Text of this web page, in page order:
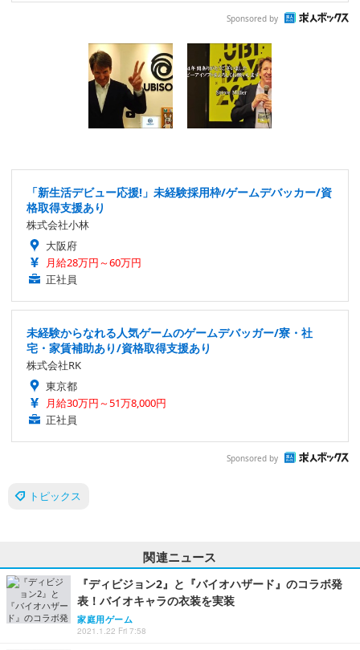
Sponsored by
「新生活デビュー応援!」未経験採用枠/ゲームデバッカー/資
格取得支援あり
株式会社小林
大阪府
月給28万円～60万円
正社員
未経験からなれる人気ゲームのゲームデバッガー/寮・社
宅・家賃補助あり/資格取得支援あり
株式会社RK
東京都
月給30万円～51万8,000円
正社員
Sponsored by
トピックス
関連ニュース
『ディビジョン2』と『バイオハザード』のコラボ発
表！バイオキャラの衣装を実装
家庭用ゲーム
2021.1.22 Fri 7:58